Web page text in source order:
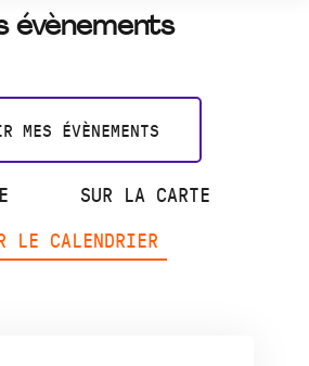
évènements
MES ÉVÈNEMENTS
SUR LA CARTE
LE CALENDRIER